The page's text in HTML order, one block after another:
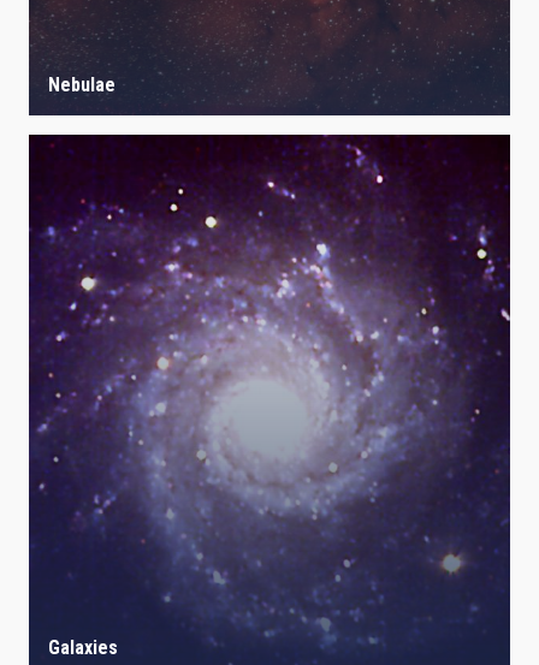
Nebulae
Galaxies